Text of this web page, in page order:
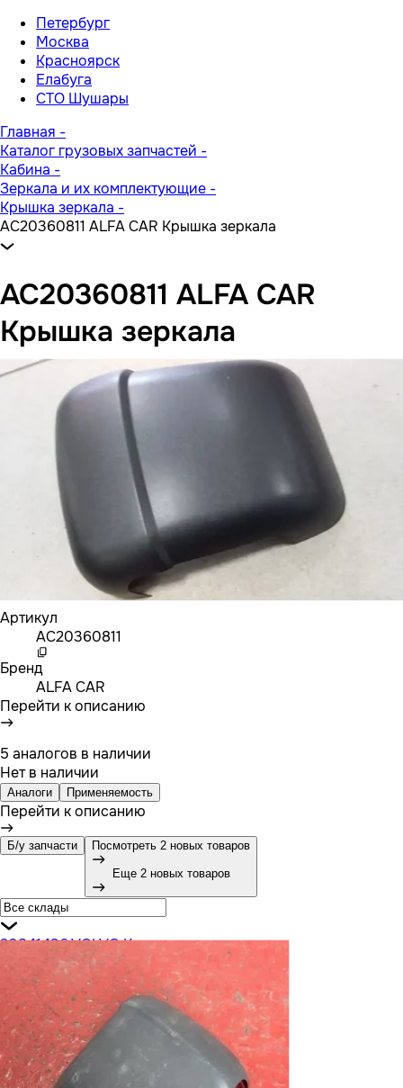
Петербург
Москва
Красноярск
Елабуга
СТО Шушары
Главная -
Каталог грузовых запчастей -
Кабина -
Зеркала и их комплектующие -
Крышка зеркала -
AC20360811 ALFA CAR Крышка зеркала
AC20360811 ALFA CAR
Крышка зеркала
Артикул
AC20360811
Бренд
ALFA CAR
Перейти к описанию
5 аналогов в наличии
Нет в наличии
Аналоги Применяемость
Перейти к описанию
Б/у запчасти Посмотреть 2 новых товаров
Еще 2 новых товаров
20841436 VOLVO Крышка зеркала